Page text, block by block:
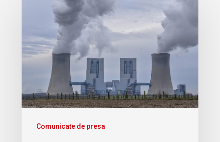
Comunicate de presa